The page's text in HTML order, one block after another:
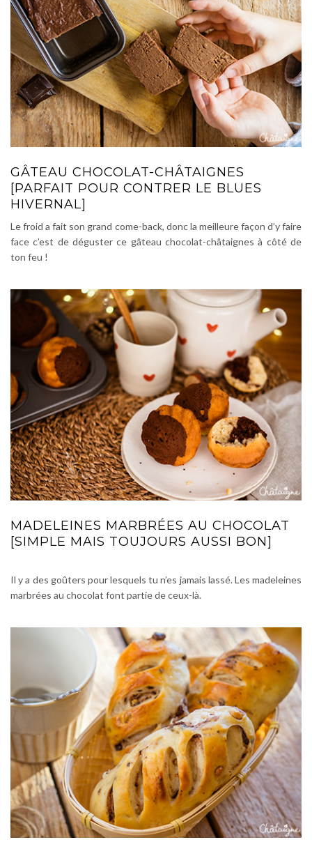
GÂTEAU CHOCOLAT-CHÂTAIGNES
[PARFAIT POUR CONTRER LE BLUES
HIVERNAL]
Le froid a fait son grand come-back, donc la meilleure façon d’y faire
face c’est de déguster ce gâteau chocolat-châtaignes à côté de
ton feu !
MADELEINES MARBRÉES AU CHOCOLAT
[SIMPLE MAIS TOUJOURS AUSSI BON]
Il y a des goûters pour lesquels tu n’es jamais lassé. Les madeleines
marbrées au chocolat font partie de ceux-là.